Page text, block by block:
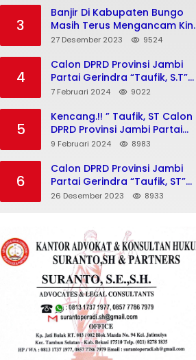
3
Banjir Di Kabupaten Bungo
Masih Terus Mengancam Kini
Air Merendam Rumah Warga
Kecamatan Jujuhan
Kabupaten Bungo
27 Desember 2023 9524
4
Calon DPRD Provinsi Jambi
Partai Gerindra “Taufik, S.T”
Siap Memenangkan Kompetisi
7 Februari 2024 9022
5
Kencang.!! ” Taufik, ST Calon
DPRD Provinsi Jambi Partai
Gerindra Melakukan Kegiatan
Politik Menuju Pemilu 2024
9 Februari 2024 8983
6
Calon DPRD Provinsi Jambi
Partai Gerindra “Taufik, ST”
Konsisten Menjalankan
26 Desember 2023 8933